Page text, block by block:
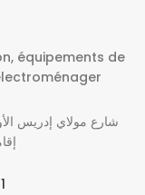
équipements de
إقامة 1،